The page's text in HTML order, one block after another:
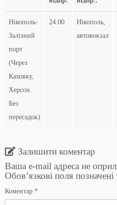
Нікополь-
Залізний
порт
(Через
Каховку,
Херсон.
Без
пересадок)
24:00
Нікополь,
автовокзал
Залишити коментар
Ваша e-mail адреса не
Обов’язкові поля позначені
Коментар *